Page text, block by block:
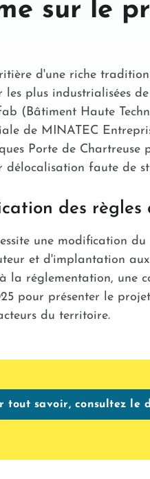
sur le
d'une riche
les plus industrialisées
(Bâtiment Haute
de MINATEC
Porte de
faute de
des règles
une modification
et d'implantation
la réglementation, une
pour présenter le
du territoire.
tout savoir, consultez le